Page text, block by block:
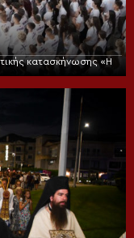
κατασκήνωσης «Η